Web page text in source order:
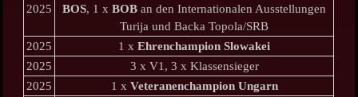
2025
BOS, 1 xBOB an den Internationalen Ausstellungen
Turija und Backa Topola/SRB
2025
1 xEhrenchampion Slowakei
2025
3 x V1, 3 x Klassensieger
2025
1 x Veteranenchampion Ungarn